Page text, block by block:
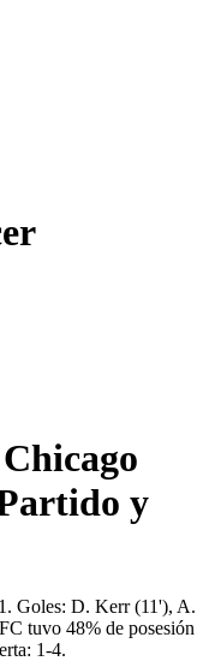
y
Goles: D. Kerr (11'), A.
tuvo 48% de posesión
1-4.